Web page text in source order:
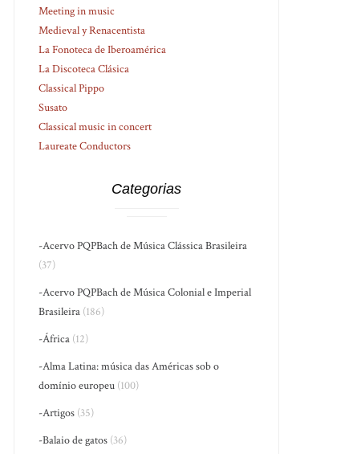
Meeting in music
Medieval y Renacentista
La Fonoteca de Iberoamérica
La Discoteca Clásica
Classical Pippo
Susato
Classical music in concert
Laureate Conductors
Categorias
-Acervo PQPBach de Música Clássica Brasileira
(37)
-Acervo PQPBach de Música Colonial e Imperial
Brasileira (186)
-África (12)
-Alma Latina: música das Américas sob o
domínio europeu (100)
-Artigos (35)
-Balaio de gatos (36)